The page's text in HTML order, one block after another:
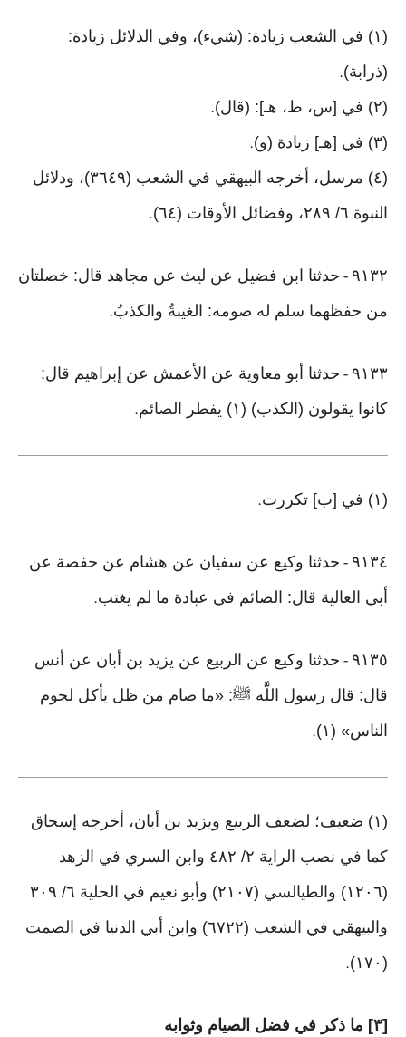
(١) في الشعب زيادة: (شيء)، وفي الدلائل زيادة:
(ذرابة).
(٢) في [س، ط، هـ]: (قال) .
(٣) في [هـ] زيادة (و) .
(٤) مرسل، أخرجه البيهقي في الشعب (٣٦٤٩)، ودلائل
النبوة ٦/ ٢٨٩، وفضائل الأوقات (٦٤)
.
٩١٣٢ - حدثنا ابن فضيل عن ليث عن مجاهد قال: خصلتان
من حفظهما سلم له صومه: الغيبةُ والكذبُ.
٩١٣٣ - حدثنا أبو معاوية عن الأعمش عن إبراهيم قال:
كانوا يقولون (الكذب) (١) يفطر الصائم
.
(١) في [ب] تكررت .
٩١٣٤ - حدثنا وكيع عن سفيان عن هشام عن حفصة عن
أبي العالية قال: الصائم في عبادة ما لم يغتب.
٩١٣٥ - حدثنا وكيع عن الربيع عن يزيد بن أبان عن أنس
قال: قال رسول اللَّه ﷺ: «ما صام من ظل يأكل لحوم
الناس» (١)
.
(١) ضعيف؛ لضعف الربيع ويزيد بن أبان، أخرجه إسحاق
كما في نصب الراية ٢/ ٤٨٢ وابن السري في الزهد
(١٢٠٦) والطيالسي (٢١٠٧) وأبو نعيم في الحلية ٦/ ٣٠٩
والبيهقي في الشعب (٦٧٢٢) وابن أبي الدنيا في الصمت
(١٧٠)
.
[٣] ما ذكر في فضل الصيام وثوابه